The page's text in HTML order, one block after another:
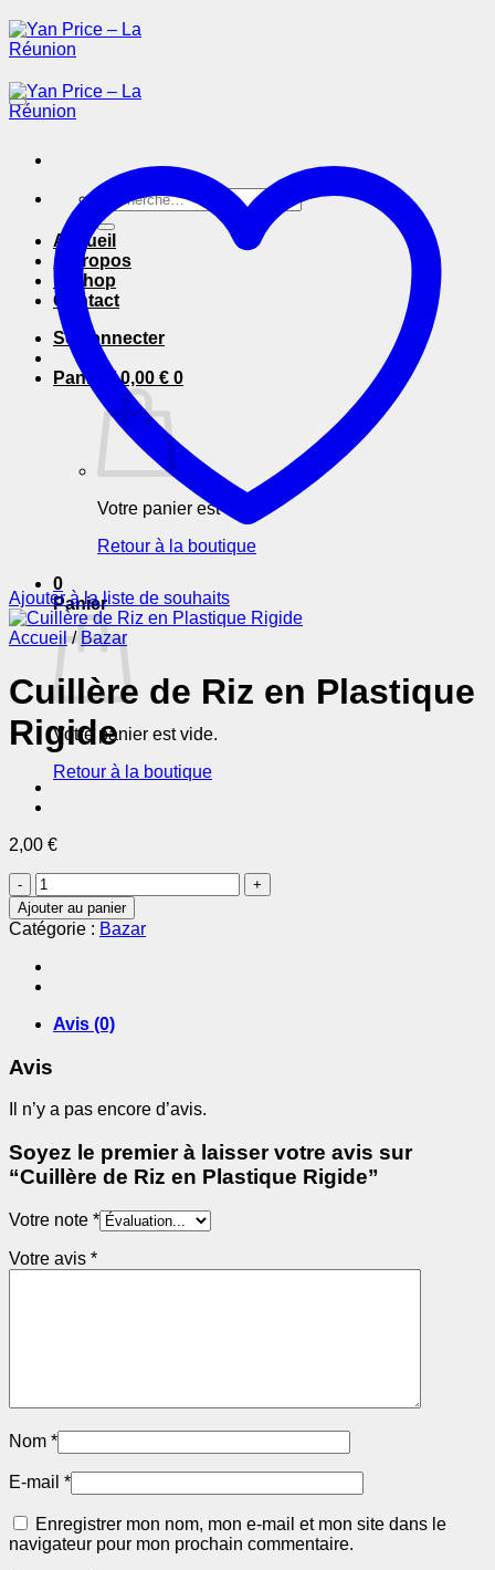
Passer
au
contenu
Recherche
pour :
Accueil
A Propos
E-Shop
Contact
Se connecter
Panier /0,00 € 0
Votre panier est vide.
Retour à la boutique
0
Panier
Votre panier est vide.
Retour à la boutique
Ajouter à la liste de souhaits
Accueil / Bazar
Cuillère de Riz en Plastique
Rigide
2,00 €
quantité
de
Cuillère
de
Riz
en
Rigide
Ajouter au panier
Catégorie : Bazar
Avis (0)
Avis
Il n’y a pas encore d’avis.
Soyez le premier à laisser votre avis sur
“Cuillère de Riz en Plastique Rigide”
Votre note *
Votre avis *
Nom *
E-mail *
Enregistrer mon nom, mon e-mail et mon site dans le
navigateur pour mon prochain commentaire.